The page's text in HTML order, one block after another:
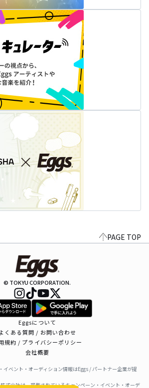
PAGE TOP
© TOKYU CORPORATION.
Eggsについて
くある質問 / お問い合わせ
規約 / プライバシーポリシー
会社概要
イベント・オーディション情報はEggs / パートナー企業が提
式会社は、掲載されているキャンペーン・イベント・オーデ